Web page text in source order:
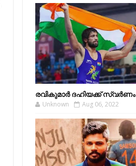
രവികുമാര്‍ ദഹിയക്ക് സ്വര്‍ണം
Unknown Aug 06, 2022